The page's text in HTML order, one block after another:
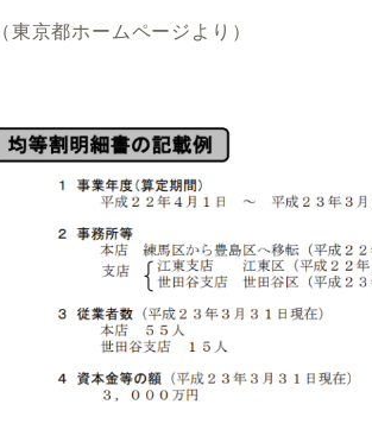
（東京都ホームページより）